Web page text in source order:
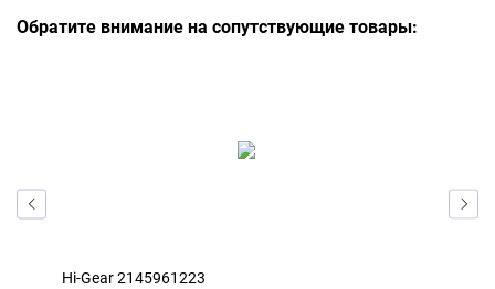
Обратите внимание на сопутствующие товары:
Hi-Gear 2145961223